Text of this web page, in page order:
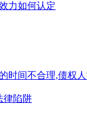
力如何认定
时间不合理,债权
律陷阱